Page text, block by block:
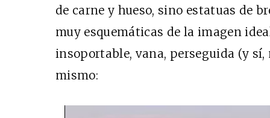
de carne y hueso, sino estatuas de
muy esquemáticas de la imagen
insoportable, vana, perseguida (y sí,
mismo: